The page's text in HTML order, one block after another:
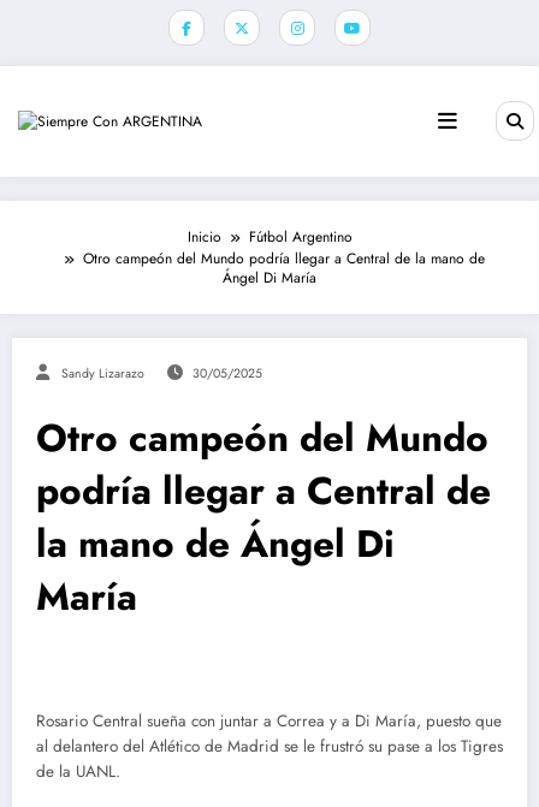
Inicio
Fútbol Argentino
Otro campeón del Mundo podría llegar a Central de la mano de
Ángel Di María
Sandy Lizarazo 30/05/2025
Otro campeón del Mundo
podría llegar a Central de
la mano de Ángel Di
María
Rosario Central sueña con juntar a Correa y a Di María, puesto que
al delantero del Atlético de Madrid se le frustró su pase a los Tigres
de la UANL.